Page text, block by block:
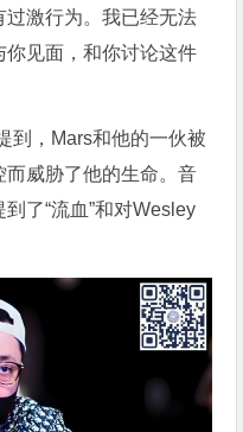
过激行为。我已经无法
见面，和你讨论这件
到，Mars和他的一伙被
威胁了他的生命。音
了“流血”和对Wesley